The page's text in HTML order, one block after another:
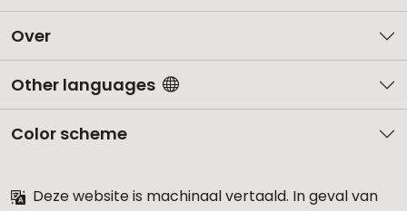
Over
Other languages
Color scheme
Deze website is machinaal vertaald. In geval van